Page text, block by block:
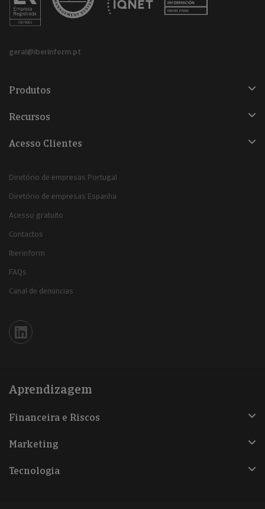
geral@iberinform.pt
Produtos
Recursos
Acesso Clientes
Diretório de empresas Portugal
Diretório de empresas Espanha
Acesso gratuito
Contactos
Iberinform
FAQs
Canal de denúncias
Iberinform en Linkedin
Aprendizagem
Financeira e Riscos
Marketing
Tecnologia